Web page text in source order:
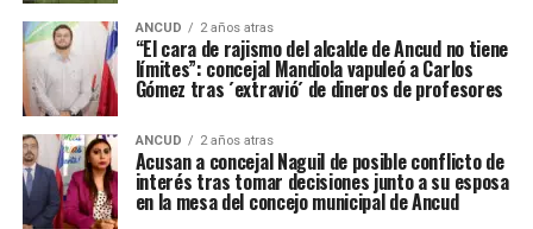
ANCUD 2 años atras
“El cara de rajismo del alcalde de Ancud no tiene
límites”: concejal Mandiola vapuleó a Carlos
Gómez tras ´extravió´ de dineros de profesores
ANCUD 2 años atras
Acusan a concejal Naguil de posible conflicto de
interés tras tomar decisiones junto a su esposa
en la mesa del concejo municipal de Ancud